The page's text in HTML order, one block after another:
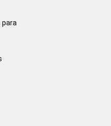
para